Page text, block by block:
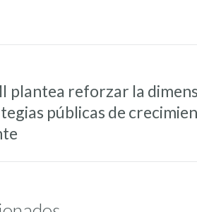
plantea reforzar la
públicas de